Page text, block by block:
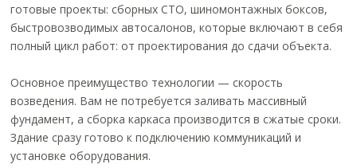
готовые проекты: сборных СТО, шиномонтажных боксов,
быстровозводимых автосалонов, которые включают в себя
полный цикл работ: от проектирования до сдачи объекта.
Основное преимущество технологии — скорость
возведения. Вам не потребуется заливать массивный
фундамент, а сборка каркаса производится в сжатые сроки.
Здание сразу готово к подключению коммуникаций и
установке оборудования.